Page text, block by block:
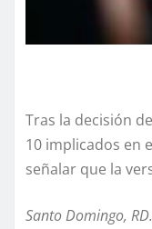
Tras la decisión
10 implicados en
señalar que la
Santo Domingo,